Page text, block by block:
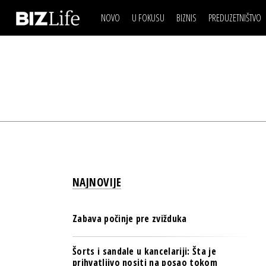
NOVO U FOKUSU BIZNIS
ESG & ENERGY
NOVO NA RAFU
PREDUZETNIŠTVO
IZJAVA DANABIZNIS SCENA
NAJNOVIJE
Zabava počinje pre zvižduka
Šorts i sandale u kancelariji: Šta je
prihvatljivo nositi na posao tokom